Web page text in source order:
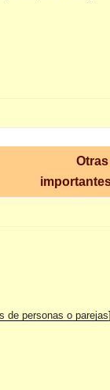
de personas o parejas